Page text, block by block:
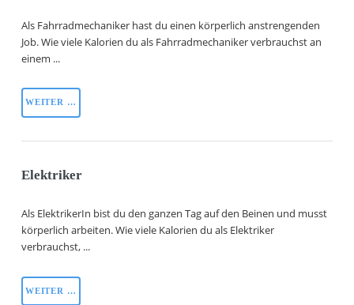
Als Fahrradmechaniker hast du einen körperlich anstrengenden
Job. Wie viele Kalorien du als Fahrradmechaniker verbrauchst an
einem ...
WEITER …
Elektriker
Als ElektrikerIn bist du den ganzen Tag auf den Beinen und musst
körperlich arbeiten. Wie viele Kalorien du als Elektriker
verbrauchst, ...
WEITER …